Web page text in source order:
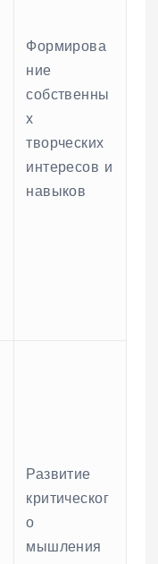
Формирова
ние
собственны
х
творческих
интересов и
навыков
Развитие
критическог
о
мышления